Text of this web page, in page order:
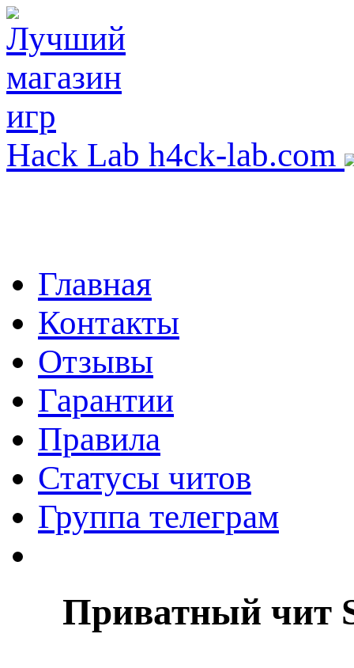
Hack Lab h4ck-lab.com
Главная
Контакты
Отзывы
Гарантии
Правила
Статусы читов
Группа телеграм
Приватный чит